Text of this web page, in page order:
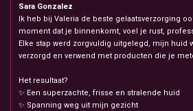
Sara Gonzalez
Ik heb bij Valeria de beste gelaatsverzorging
moment dat je binnenkomt, voel je rust,
Elke stap werd zorgvuldig uitgelegd, mijn huid
verzorgd en verwend met producten die je
Het resultaat?
✨ Een superzachte, frisse en stralende huid
✨ Spanning weg uit mijn gezicht